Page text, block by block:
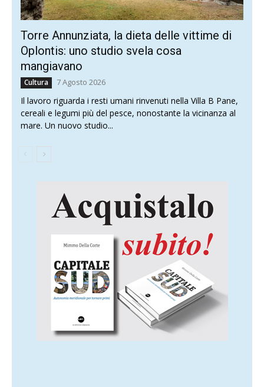
Torre Annunziata, la dieta delle vittime di
Oplontis: uno studio svela cosa
mangiavano
Cultura 7 Agosto 2026
Il lavoro riguarda i resti umani rinvenuti nella Villa B Pane,
cereali e legumi più del pesce, nonostante la vicinanza al
mare. Un nuovo studio...